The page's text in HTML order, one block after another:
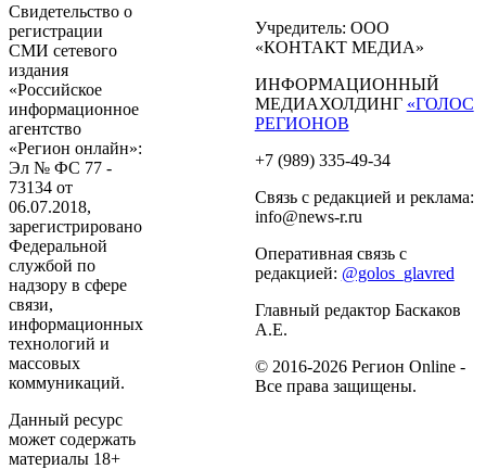
Свидетельство о
регистрации
СМИ сетевого
издания
«Российское
информационное
агентство
«Регион онлайн»:
Эл № ФС 77 -
73134 от
06.07.2018,
зарегистрировано
Федеральной
службой по
надзору в сфере
связи,
информационных
технологий и
массовых
коммуникаций.
Данный ресурс
может содержать
материалы 18+
Учредитель: ООО
«КОНТАКТ МЕДИА»
ИНФОРМАЦИОННЫЙ
МЕДИАХОЛДИНГ «ГОЛОС
РЕГИОНОВ
+7 (989) 335-49-34
Связь с редакцией и реклама:
info@news-r.ru
Оперативная связь с
редакцией: @golos_glavred
Главный редактор Баскаков
А.Е.
© 2016-2026 Регион Online -
Все права защищены.